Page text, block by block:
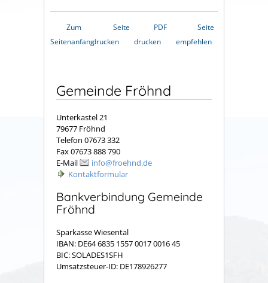
Zum
Seitenanfang
Seite
drucken
PDF
drucken
Seite
empfehlen
Gemeinde Fröhnd
Unterkastel 21
79677 Fröhnd
Telefon 07673 332
Fax 07673 888 790
E-Mail
info@froehnd.de
Kontaktformular
Bankverbindung Gemeinde
Fröhnd
Sparkasse Wiesental
IBAN: DE64 6835 1557 0017 0016 45
BIC: SOLADES1SFH
Umsatzsteuer-ID: DE178926277